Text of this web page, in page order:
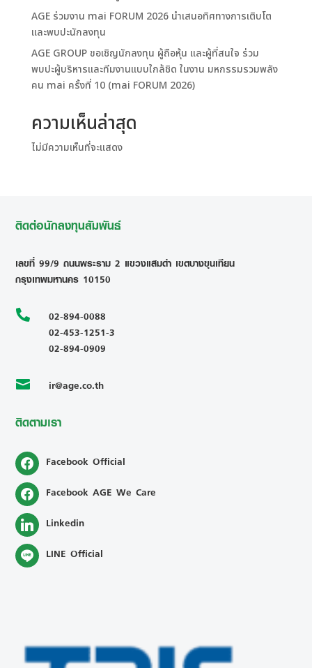
AGE ร่วมงาน mai FORUM 2026 นำเสนอทิศทางการเติบโต
และพบปะนักลงทุน
AGE GROUP ขอเชิญนักลงทุน ผู้ถือหุ้น และผู้ที่สนใจ ร่วม
พบปะผู้บริหารและทีมงานแบบใกล้ชิด ในงาน มหกรรมรวมพลัง
คน mai ครั้งที่ 10 (mai FORUM 2026)
ความเห็นล่าสุด
ไม่มีความเห็นที่จะแสดง
ติดต่อนักลงทุนสัมพันธ์
เลขที่ 99/9 ถนนพระราม 2 แขวงแสมดำ เขตบางขุนเทียน
กรุงเทพมหานคร 10150

02-894-0088
02-453-1251-3
02-894-0909
 ir@age.co.th
ติดตามเรา
Facebook Official
Facebook AGE We Care
Linkedin
LINE Official